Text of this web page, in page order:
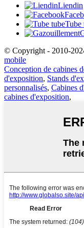
Liendin
Tube
© Copyright - 2010-
mobile
Conception de cabines
d'exposition, Stands
personnalisés, Cabines
cabines d'exposition,